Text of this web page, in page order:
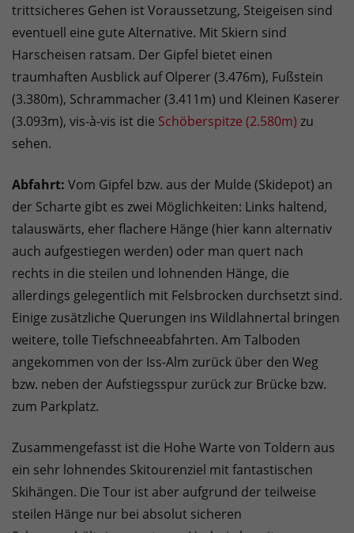
trittsicheres Gehen ist Voraussetzung, Steigeisen sind
eventuell eine gute Alternative. Mit Skiern sind
Harscheisen ratsam. Der Gipfel bietet einen
traumhaften Ausblick auf Olperer (3.476m), Fußstein
(3.380m), Schrammacher (3.411m) und Kleinen Kaserer
(3.093m), vis-à-vis ist die Schöberspitze (2.580m) zu
sehen.
Abfahrt: Vom Gipfel bzw. aus der Mulde (Skidepot) an
der Scharte gibt es zwei Möglichkeiten: Links haltend,
talauswärts, eher flachere Hänge (hier kann alternativ
auch aufgestiegen werden) oder man quert nach
rechts in die steilen und lohnenden Hänge, die
allerdings gelegentlich mit Felsbrocken durchsetzt sind.
Einige zusätzliche Querungen ins Wildlahnertal bringen
weitere, tolle Tiefschneeabfahrten. Am Talboden
angekommen von der Iss-Alm zurück über den Weg
bzw. neben der Aufstiegsspur zurück zur Brücke bzw.
zum Parkplatz.
Zusammengefasst ist die Hohe Warte von Toldern aus
ein sehr lohnendes Skitourenziel mit fantastischen
Skihängen. Die Tour ist aber aufgrund der teilweise
steilen Hänge nur bei absolut sicheren